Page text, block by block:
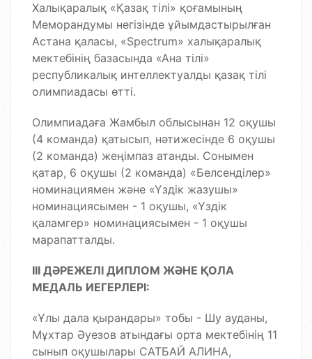
Халықаралық «Қазақ тілі» қоғамының
Меморандумы негізінде ұйымдастырылған
Астана қаласы, «Spectrum» халықаралық
мектебінің базасында «Ана тілі»
республикалық интеллектуалды қазақ тілі
олимпиадасы өтті.
Олимпиадаға Жамбыл облысынан 12 оқушы
(4 команда) қатысып, нәтижесінде 6 оқушы
(2 команда) жеңімпаз атанды. Сонымен
қатар, 6 оқушы (2 команда) «Белсенділер»
номинациямен және «Үздік жазушы»
номинациясымен - 1 оқушы, «Үздік
қаламгер» номинациясымен - 1 оқушы
марапатталды.
ІІІ ДӘРЕЖЕЛІ ДИПЛОМ ЖӘНЕ ҚОЛА
МЕДАЛЬ ИЕГЕРЛЕРІ:
«Ұлы дала қырандары» тобы - Шу ауданы,
Мұхтар Әуезов атындағы орта мектебінің 11
сынып оқушылары САТБАЙ АЛИНА,